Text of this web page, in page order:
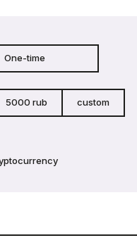
One-time
5000 rub custom